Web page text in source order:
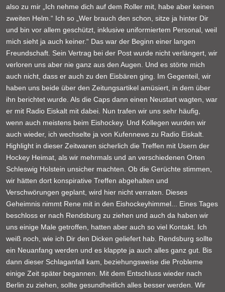
also zu mir „Ich nehme dich auf dem Roller mit, habe aber keinen
zweiten Helm.“ Ich so „Wer brauch den schon, sitze ja hinter Dir
und bin vor allem geschützt, inklusive uniformiertem Personal, weil
mich sieht ja auch keiner.“ Das war der Beginn einer langen
Freundschaft. Sein Vertrag bei der Post wurde nicht verlängert, wir
verloren uns aber nie ganz aus den Augen. Und es störte mich
auch nicht, dass er auch zu den Eisbären ging. Im Gegenteil, wir
haben uns beide über den Zeitungsartikel amüsiert, in dem über
ihn berichtet wurde. Als die Caps dann einen Neustart wagten, war
er mit Radio Eiskalt mit dabei. Nun trafen wir uns sehr häufig,
wenn auch meistens beim Eishockey. Und Kollegen wurden wir
auch wieder, ich wechselte ja von Kufennews zu Radio Eiskalt.
Highlight in dieser Zeitwaren sicherlich die Treffen mit Usern der
Hockey Heimat, als wir mehrmals und an verschiedenen Orten
Schleswig Holstein unsicher machten. Ob die Gerüchte stimmen,
wir hätten dort konspirative Treffen abgehalten und
Verschwörungen geplant, wird hier nicht verraten. Dieses
Geheimnis nimmt Rene mit in den Eishockeyhimmel... Eines Tages
beschloss er nach Rendsburg zu ziehen und auch da haben wir
uns einige Male getroffen, hatten aber auch so viel Kontakt. Ich
weiß noch, wie ich Dir den Dicken geliefert hab. Rendsburg sollte
ein Neuanfang werden und es klappte ja auch alles ganz gut. Bis
dann dieser Schlaganfall kam, beziehungsweise die Probleme
einige Zeit später begannen. Mit dem Entschluss wieder nach
Berlin zu ziehen, sollte gesundheitlich alles besser werden. Wir